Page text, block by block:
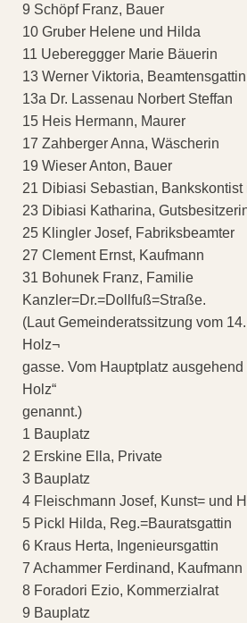
9 Schöpf Franz, Bauer
10 Gruber Helene und Hilda
11 Uebereggger Marie Bäuerin
13 Werner Viktoria, Beamtensgattin
13a Dr. Lassenau Norbert Steffan
15 Heis Hermann, Maurer
17 Zahberger Anna, Wäscherin
19 Wieser Anton, Bauer
21 Dibiasi Sebastian, Bankskontist
23 Dibiasi Katharina,
25 Klingler Josef, Fabriksbeamter
27 Clement Ernst, Kaufmann
31 Bohunek Franz, Familie
Kanzler=Dr.=Dollfuß=Straße.
(Laut Gemeinderatssitzung vom
Holz¬
gasse. Vom Hauptplatz
Holz“
genannt.)
1 Bauplatz
2 Erskine Ella, Private
3 Bauplatz
4 Fleischmann Josef, Kunst= und
5 Pickl Hilda, Reg.=Bauratsgattin
6 Kraus Herta, Ingenieursgattin
7 Achammer Ferdinand, Kaufmann
8 Foradori Ezio, Kommerzialrat
9 Bauplatz